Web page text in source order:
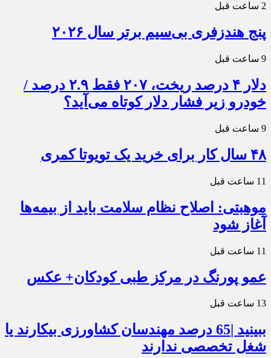
2 ساعت قبل
پنج هندزفری بی‌سیم برتر سال ۲۰۲۶
9 ساعت قبل
دلار ۴ درصد ریخت، ۲۰۷ فقط ۲.۹ درصد /
خودرو زیر فشار دلار کوتاه می‌آید؟
9 ساعت قبل
۴۸ سال کار برای خرید یک تویوتا کمری
11 ساعت قبل
موهبتی: اصلاح نظام سلامت باید از بیمه‌ها
آغاز شود
11 ساعت قبل
عمو پورنگ در مرکز طبی کودکان+ عکس
13 ساعت قبل
ببینید |65 درصد مهندسان کشاورزی بیکارند یا
شغل تخصصی ندارند